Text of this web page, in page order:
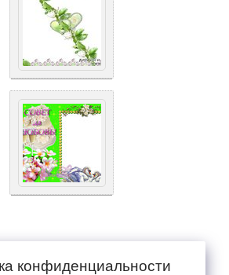
конфиденциальности